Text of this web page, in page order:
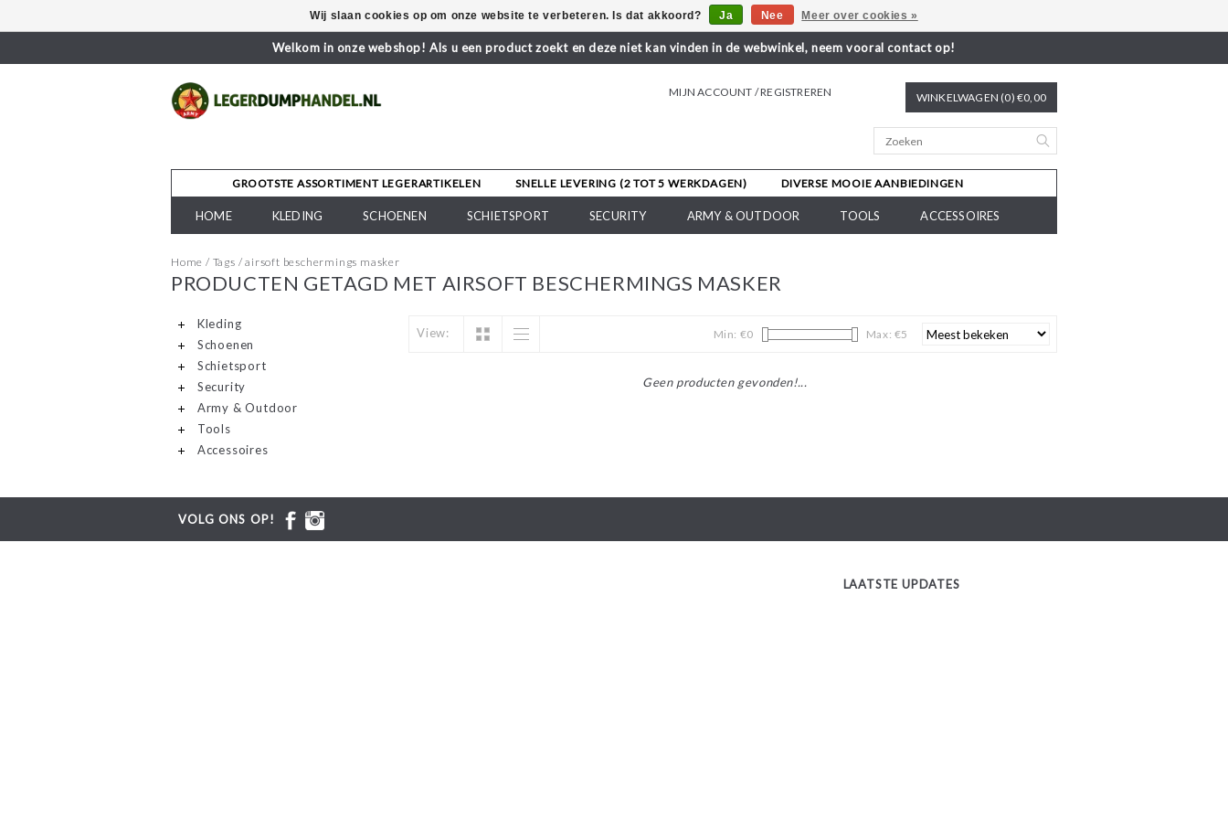
Welkom in onze webshop! Als u een product zoekt en deze niet kan vinden in de webwinkel, neem vooral contact op!
MIJN ACCOUNT / REGISTREREN WINKELWAGEN (0) €0,00
GROOTSTE ASSORTIMENT LEGERARTIKELEN SNELLE LEVERING (2 TOT 5 WERKDAGEN) DIVERSE MOOIE AANBIEDINGEN
HOME KLEDING SCHOENEN SCHIETSPORT SECURITY ARMY & OUTDOOR TOOLS ACCESSOIRES
Home / Tags /airsoft beschermings masker
PRODUCTEN GETAGD MET AIRSOFT BESCHERMINGS MASKER
Kleding
Schoenen
Schietsport
Security
Army & Outdoor
Tools
Accessoires
View: Min: €0 Max: €5
Geen producten gevonden!...
VOLG ONS OP!
LAATSTE UPDATES
Wij slaan cookies op om onze website te verbeteren. Is dat akkoord? Ja Nee Meer over cookies »